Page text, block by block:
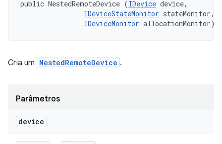
public NestedRemoteDevice (IDevice device,
IDeviceStateMonitor stateMonitor,
IDeviceMonitor allocationMonitor)
Cria um NestedRemoteDevice .
Parâmetros
device